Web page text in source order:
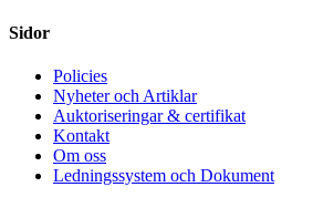
Sidor
Policies
Nyheter och Artiklar
Auktoriseringar & certifikat
Kontakt
Om oss
Ledningssystem och Dokument